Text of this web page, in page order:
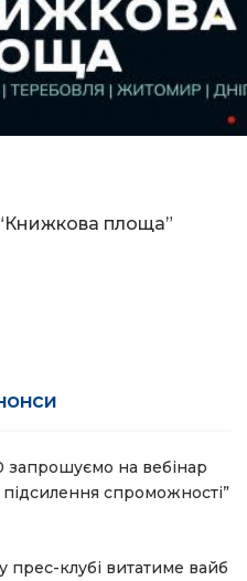
площа”
запрошуємо на вебінар
спроможності”
прес-клубі витатиме вайб